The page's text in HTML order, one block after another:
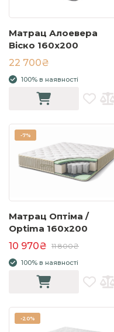
Матрац Алоевера
Віско 160x200
22 700₴
100% в наявності
-7%
Матрац Оптіма /
Optima 160x200
10 970₴ 11 800₴
100% в наявності
-20%